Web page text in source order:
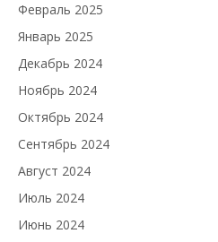
Февраль 2025
Январь 2025
Декабрь 2024
Ноябрь 2024
Октябрь 2024
Сентябрь 2024
Август 2024
Июль 2024
Июнь 2024